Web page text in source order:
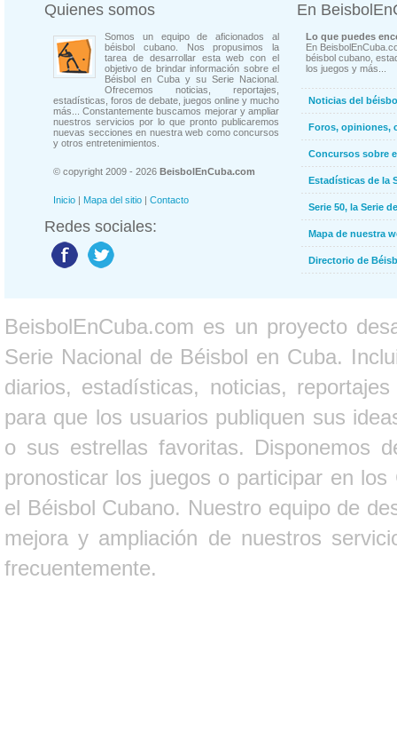
Quienes somos
Somos un equipo de aficionados al
béisbol cubano. Nos propusimos la
tarea de desarrollar esta web con el
objetivo de brindar información sobre el
Béisbol en Cuba y su Serie Nacional.
Ofrecemos noticias, reportajes,
estadísticas, foros de debate, juegos online y mucho
más... Constantemente buscamos mejorar y ampliar
nuestros servicios por lo que pronto publicaremos
nuevas secciones en nuestra web como concursos
y otros entretenimientos.
© copyright 2009 - 2026 BeisbolEnCuba.com
Inicio | Mapa del sitio | Contacto
Redes sociales:
En
Lo que puedes
En
béisbol cubano,
los juegos y más...
Noticias del
Foros, opiniones,
Concursos sobre
Estadísticas de la
Serie 50, la Serie
Mapa de nuestra
Directorio de
BeisbolEnCuba.com es un proyecto
Serie Nacional de Béisbol en Cuba.
diarios, estadísticas, noticias,
para que los usuarios publiquen sus
o sus estrellas favoritas. Disponemos
pronosticar los juegos o participar en
el Béisbol Cubano. Nuestro equipo de
mejora y ampliación de nuestros
frecuentemente.